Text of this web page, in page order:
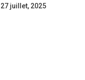
27 juillet, 2025